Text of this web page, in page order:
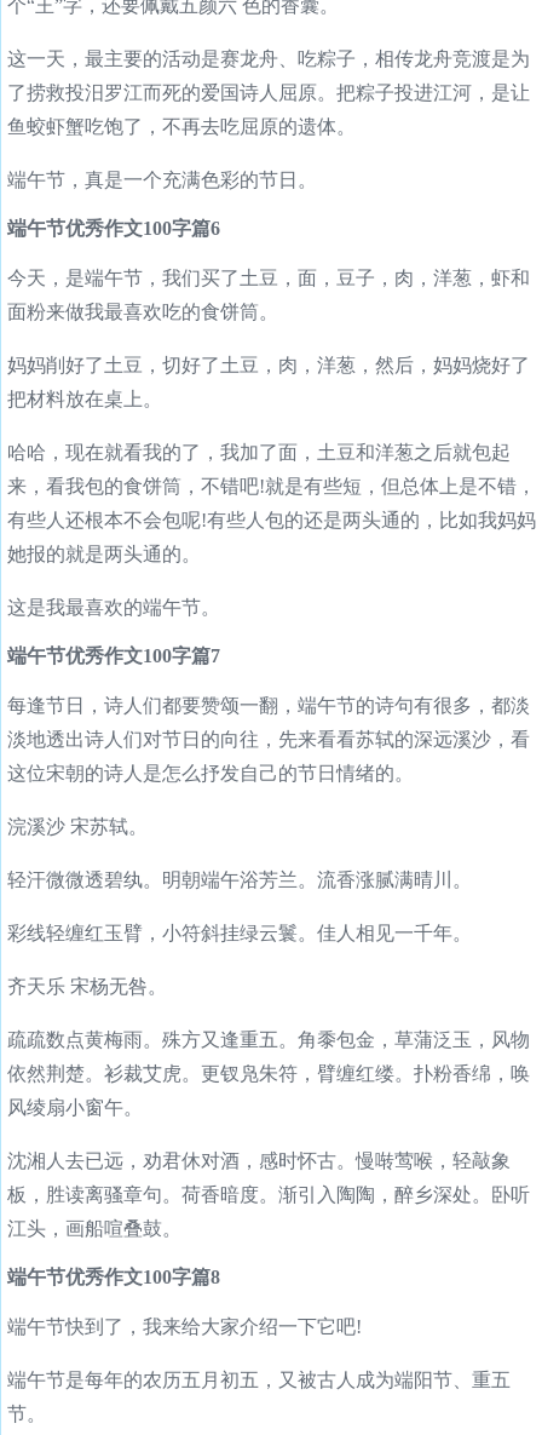
个“王”字，还要佩戴五颜六 色的香囊。
这一天，最主要的活动是赛龙舟、吃粽子，相传龙舟竞渡是为
了捞救投汨罗江而死的爱国诗人屈原。把粽子投进江河，是让
鱼蛟虾蟹吃饱了，不再去吃屈原的遗体。
端午节，真是一个充满色彩的节日。
端午节优秀作文100字篇6
今天，是端午节，我们买了土豆，面，豆子，肉，洋葱，虾和
面粉来做我最喜欢吃的食饼筒。
妈妈削好了土豆，切好了土豆，肉，洋葱，然后，妈妈烧好了
把材料放在桌上。
哈哈，现在就看我的了，我加了面，土豆和洋葱之后就包起
来，看我包的食饼筒，不错吧!就是有些短，但总体上是不错，
有些人还根本不会包呢!有些人包的还是两头通的，比如我妈妈
她报的就是两头通的。
这是我最喜欢的端午节。
端午节优秀作文100字篇7
每逢节日，诗人们都要赞颂一翻，端午节的诗句有很多，都淡
淡地透出诗人们对节日的向往，先来看看苏轼的深远溪沙，看
这位宋朝的诗人是怎么抒发自己的节日情绪的。
浣溪沙 宋苏轼。
轻汗微微透碧纨。明朝端午浴芳兰。流香涨腻满晴川。
彩线轻缠红玉臂，小符斜挂绿云鬟。佳人相见一千年。
齐天乐 宋杨无咎。
疏疏数点黄梅雨。殊方又逢重五。角黍包金，草蒲泛玉，风物
依然荆楚。衫裁艾虎。更钗凫朱符，臂缠红缕。扑粉香绵，唤
风绫扇小窗午。
沈湘人去已远，劝君休对酒，感时怀古。慢啭莺喉，轻敲象
板，胜读离骚章句。荷香暗度。渐引入陶陶，醉乡深处。卧听
江头，画船喧叠鼓。
端午节优秀作文100字篇8
端午节快到了，我来给大家介绍一下它吧!
端午节是每年的农历五月初五，又被古人成为端阳节、重五
节。